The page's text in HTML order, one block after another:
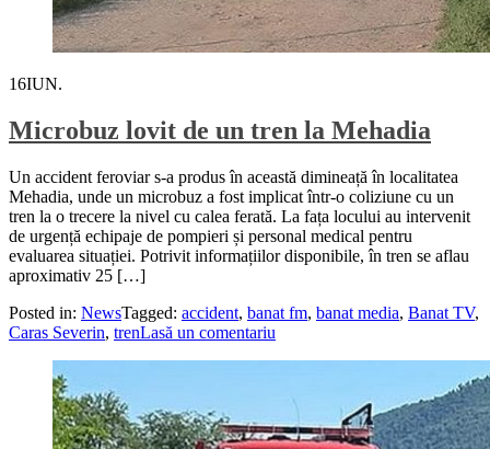
16IUN.
Microbuz lovit de un tren la Mehadia
Un accident feroviar s-a produs în această dimineață în localitatea
Mehadia, unde un microbuz a fost implicat într-o coliziune cu un
tren la o trecere la nivel cu calea ferată. La fața locului au intervenit
de urgență echipaje de pompieri și personal medical pentru
evaluarea situației. Potrivit informațiilor disponibile, în tren se aflau
aproximativ 25 […]
Posted in: NewsTagged: accident, banat fm, banat media, Banat TV,
Caras Severin, trenLasă un comentariu